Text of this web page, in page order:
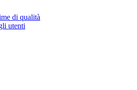
di qualità
utenti